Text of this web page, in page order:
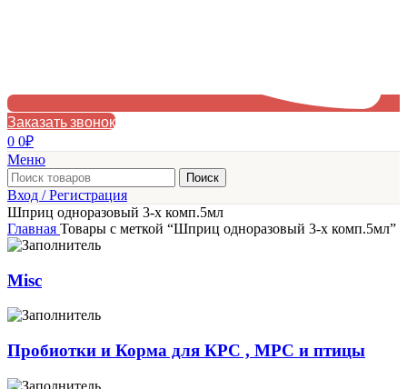
Заказать звонок
0 0₽
Меню
Поиск
Вход / Регистрация
Шприц одноразовый 3-х комп.5мл
Главная Товары с меткой “Шприц одноразовый 3-х комп.5мл”
Misc
Пробиотки и Корма для КРС , МРС и птицы